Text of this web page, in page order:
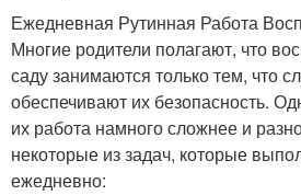
Ежедневная Рутинная Работа
Многие родители полагают, что
саду занимаются только тем, что
обеспечивают их безопасность.
их работа намного сложнее и
некоторые из задач, которые
ежедневно: